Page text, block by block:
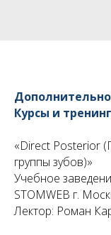
Курсы и
«Direct Posterior
группы зубов)»
Учебное
STOMWEB г.
Лектор: Роман